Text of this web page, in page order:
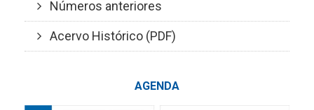
Números anteriores
Acervo Histórico (PDF)
AGENDA